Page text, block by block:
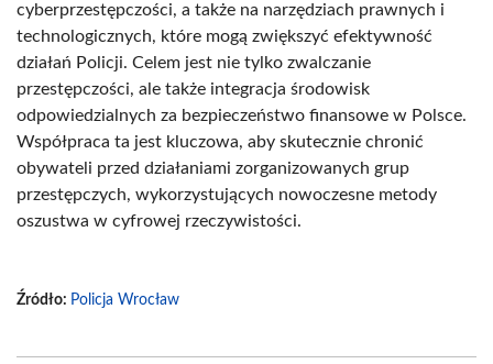
cyberprzestępczości, a także na narzędziach prawnych i
technologicznych, które mogą zwiększyć efektywność
działań Policji. Celem jest nie tylko zwalczanie
przestępczości, ale także integracja środowisk
odpowiedzialnych za bezpieczeństwo finansowe w Polsce.
Współpraca ta jest kluczowa, aby skutecznie chronić
obywateli przed działaniami zorganizowanych grup
przestępczych, wykorzystujących nowoczesne metody
oszustwa w cyfrowej rzeczywistości.
Źródło: Policja Wrocław